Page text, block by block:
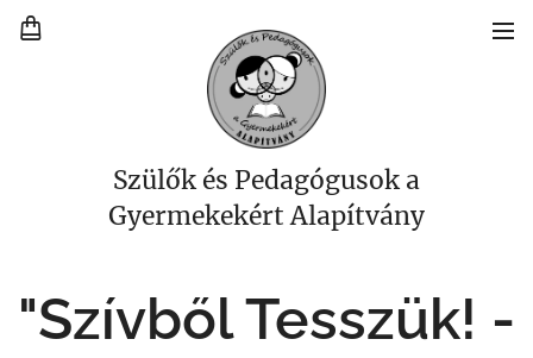
Szülők és Pedagógusok a
Gyermekekért Alapítvány
"Szívből Tesszük! -